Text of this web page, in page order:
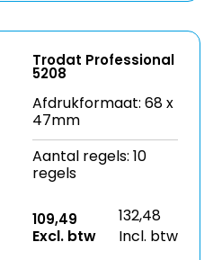
Trodat Professional
5208
Afdrukformaat: 68 x
47mm
Aantal regels: 10
regels
109,49
Excl. btw
132,48
Incl. btw